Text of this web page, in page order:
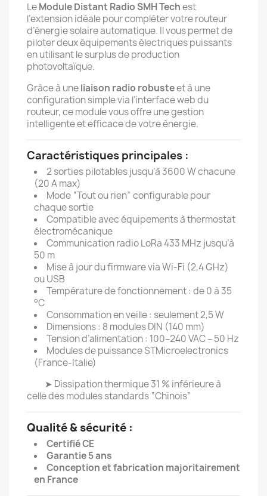
LeModuleDistant Radio SMH Techest
l’extension idéale pour compléter votre routeur
d’énergie solaire automatique. Il vous permet de
piloter deux équipements électriques puissants
en utilisant le surplus de production
photovoltaïque.
Grâce à uneliaison radio robusteet à une
configuration simple via l’interface web du
routeur, ce module vous offre une gestion
intelligente et efficace de votre énergie.
Caractéristiques principales :
2 sorties pilotables jusqu’à 3600 W chacune
(20 A max)
Mode “Tout ou rien” configurable pour
chaque sortie
Compatible avec équipements à thermostat
électromécanique
Communication radio LoRa 433 MHz jusqu’à
50 m
Mise à jour du firmware via Wi-Fi (2,4 GHz)
ou USB
Température de fonctionnement : de 0 à 35
°C
Consommation en veille : seulement 2,5 W
Dimensions : 8 modules DIN (140 mm)
Tension d’alimentation : 100–240 VAC – 50 Hz
Modules de puissance STMicroelectronics
(France-Italie)
➤ Dissipation thermique 31 % inférieure à
celle des modules standards “Chinois”
Qualité & sécurité :
Certifié CE
Garantie 5 ans
Conception et fabrication majoritairement
en France